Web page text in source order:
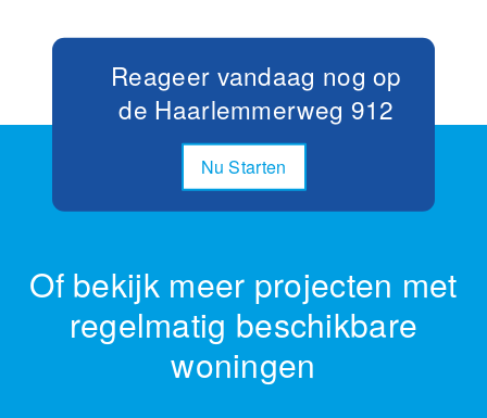
Reageer vandaag nog op
de Haarlemmerweg 912
Nu Starten
Of bekijk meer projecten met
regelmatig beschikbare
woningen